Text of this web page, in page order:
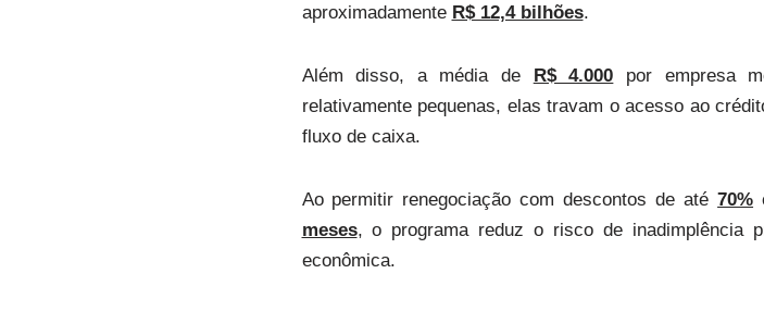
aproximadamente R$ 12,4 bilhões.
Além disso, a média de R$ 4.000 por empresa
relativamente pequenas, elas travam o acesso ao
fluxo de caixa.
Ao permitir renegociação com descontos de até70%
meses, o programa reduz o risco de inadimplência
econômica.